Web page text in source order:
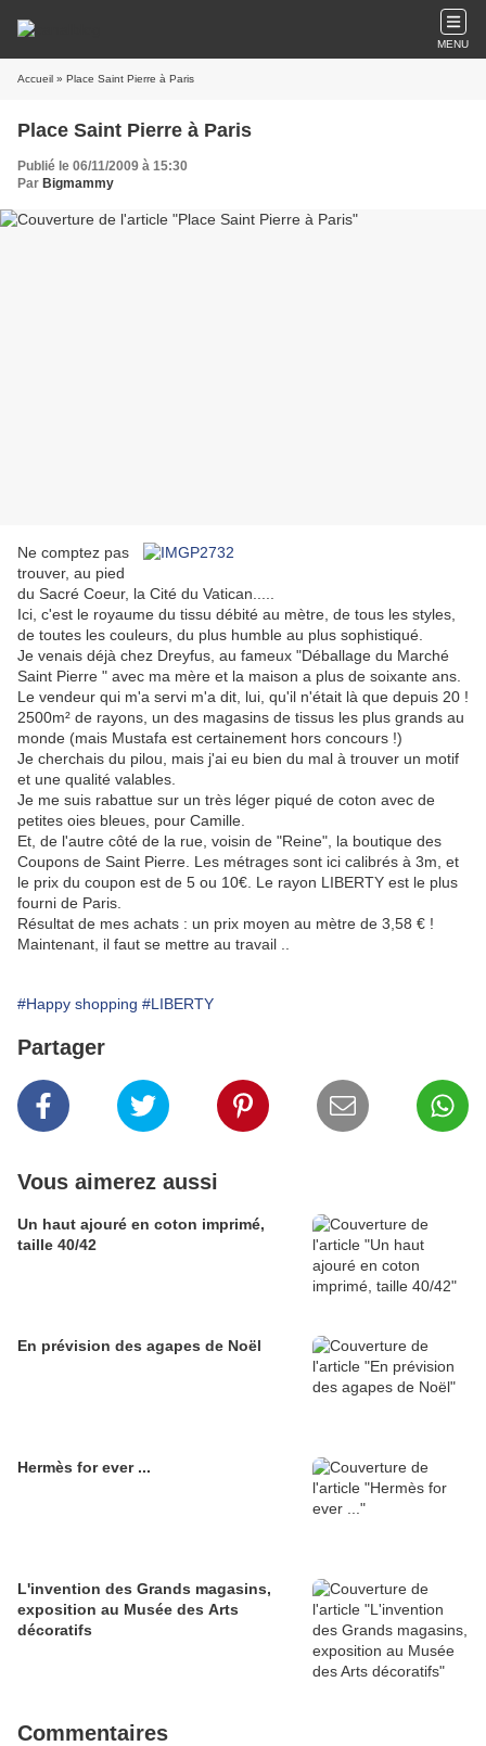
MENU
Accueil » Place Saint Pierre à Paris
Place Saint Pierre à Paris
Publié le 06/11/2009 à 15:30
Par Bigmammy
Ne comptez pas
trouver, au pied
du Sacré Coeur, la Cité du Vatican.....
Ici, c'est le royaume du tissu débité au mètre, de tous les styles,
de toutes les couleurs, du plus humble au plus sophistiqué.
Je venais déjà chez Dreyfus, au fameux "Déballage du Marché
Saint Pierre " avec ma mère et la maison a plus de soixante ans.
Le vendeur qui m'a servi m'a dit, lui, qu'il n'était là que depuis 20 !
2500m² de rayons, un des magasins de tissus les plus grands au
monde (mais Mustafa est certainement hors concours !)
Je cherchais du pilou, mais j'ai eu bien du mal à trouver un motif
et une qualité valables.
Je me suis rabattue sur un très léger piqué de coton avec de
petites oies bleues, pour Camille.
Et, de l'autre côté de la rue, voisin de "Reine", la boutique des
Coupons de Saint Pierre. Les métrages sont ici calibrés à 3m, et
le prix du coupon est de 5 ou 10€. Le rayon LIBERTY est le plus
fourni de Paris.
Résultat de mes achats : un prix moyen au mètre de 3,58 € !
Maintenant, il faut se mettre au travail ..
#Happy shopping #LIBERTY
Partager
Vous aimerez aussi
Un haut ajouré en coton imprimé,
taille 40/42
En prévision des agapes de Noël
Hermès for ever ...
L'invention des Grands magasins,
exposition au Musée des Arts
décoratifs
Commentaires